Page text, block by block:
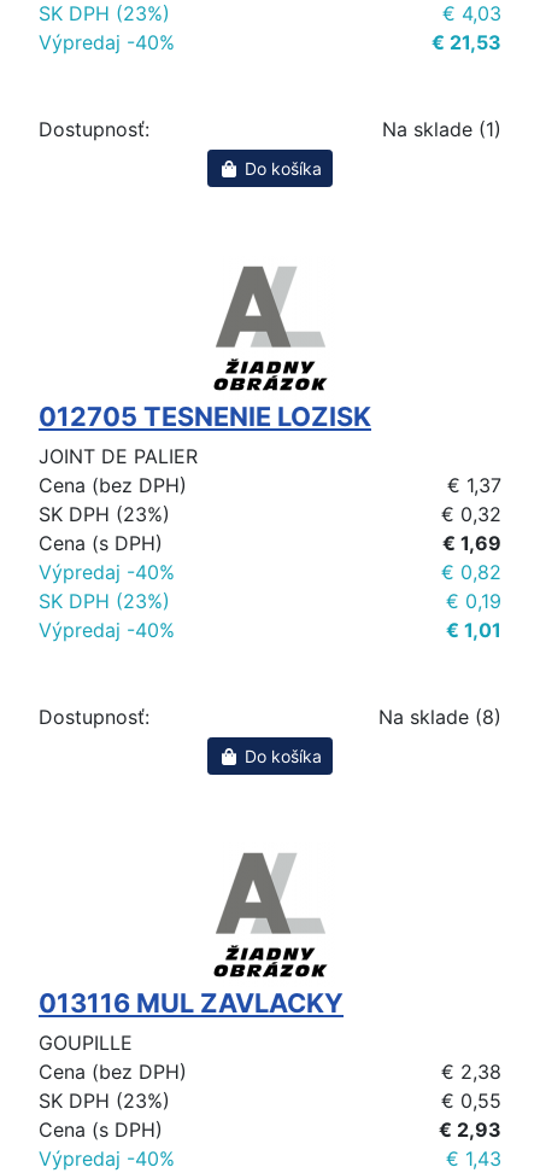
SK DPH (23%)
€ 4,03
Výpredaj -40%
€ 21,53
Dostupnosť: Na sklade (1)
Do košíka
012705 TESNENIE LOZISK
JOINT DE PALIER
Cena (bez DPH)
€ 1,37
SK DPH (23%)
€ 0,32
Cena (s DPH)
€ 1,69
Výpredaj -40%
€ 0,82
SK DPH (23%)
€ 0,19
Výpredaj -40%
€ 1,01
Dostupnosť: Na sklade (8)
Do košíka
013116 MUL ZAVLACKY
GOUPILLE
Cena (bez DPH)
€ 2,38
SK DPH (23%)
€ 0,55
Cena (s DPH)
€ 2,93
Výpredaj -40%
€ 1,43